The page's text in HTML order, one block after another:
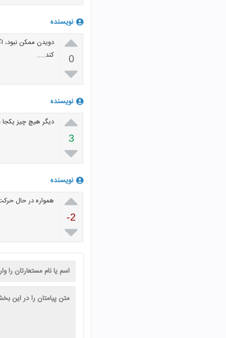
نویسنده

0

دویدن ممکن نبود،
کند…..
نویسنده

3

دیگر هیچ چیز
نویسنده

-2

همواره در حال